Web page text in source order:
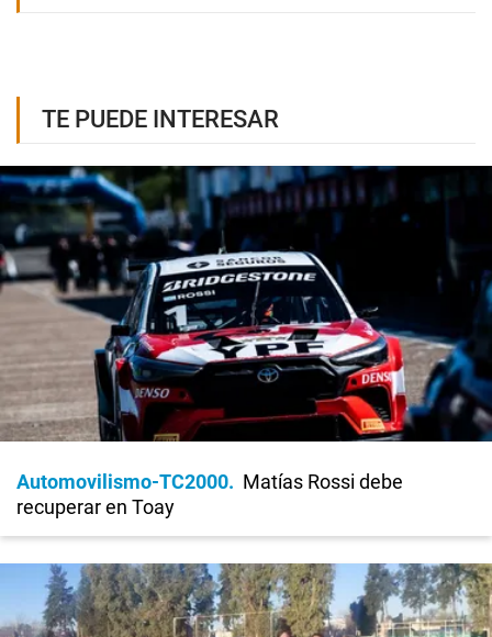
TE PUEDE INTERESAR
Automovilismo-TC2000
Matías Rossi debe
recuperar en Toay